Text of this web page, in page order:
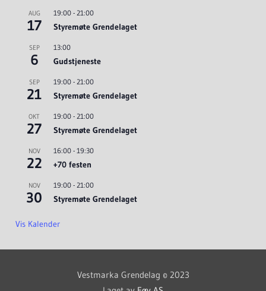
AUG
17
19:00- 21:00
Styremøte Grendelaget
SEP
6
13:00
Gudstjeneste
SEP
21
19:00- 21:00
Styremøte Grendelaget
OKT
27
19:00- 21:00
Styremøte Grendelaget
NOV
22
16:00- 19:30
+70 festen
NOV
30
19:00- 21:00
Styremøte Grendelaget
Vis Kalender
Vestmarka Grendelag © 2023